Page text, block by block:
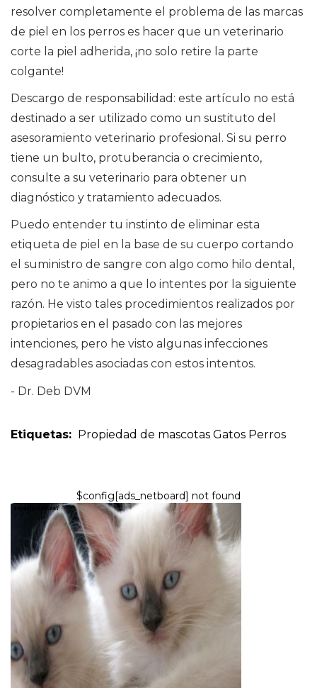
resolver completamente el problema de las marcas
de piel en los perros es hacer que un veterinario
corte la piel adherida, ¡no solo retire la parte
colgante!
Descargo de responsabilidad: este artículo no está
destinado a ser utilizado como un sustituto del
asesoramiento veterinario profesional. Si su perro
tiene un bulto, protuberancia o crecimiento,
consulte a su veterinario para obtener un
diagnóstico y tratamiento adecuados.
Puedo entender tu instinto de eliminar esta
etiqueta de piel en la base de su cuerpo cortando
el suministro de sangre con algo como hilo dental,
pero no te animo a que lo intentes por la siguiente
razón. He visto tales procedimientos realizados por
propietarios en el pasado con las mejores
intenciones, pero he visto algunas infecciones
desagradables asociadas con estos intentos.
- Dr. Deb DVM
Etiquetas: Propiedad de mascotas Gatos Perros
$config[ads_netboard] not found
GATOS
Preguntas comunes sobre la
salud del gato: color de la
lengua, estornudos y más